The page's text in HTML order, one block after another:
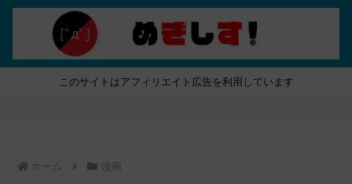
このサイトはアフィリエイト広告を利用しています
ホーム 漫画